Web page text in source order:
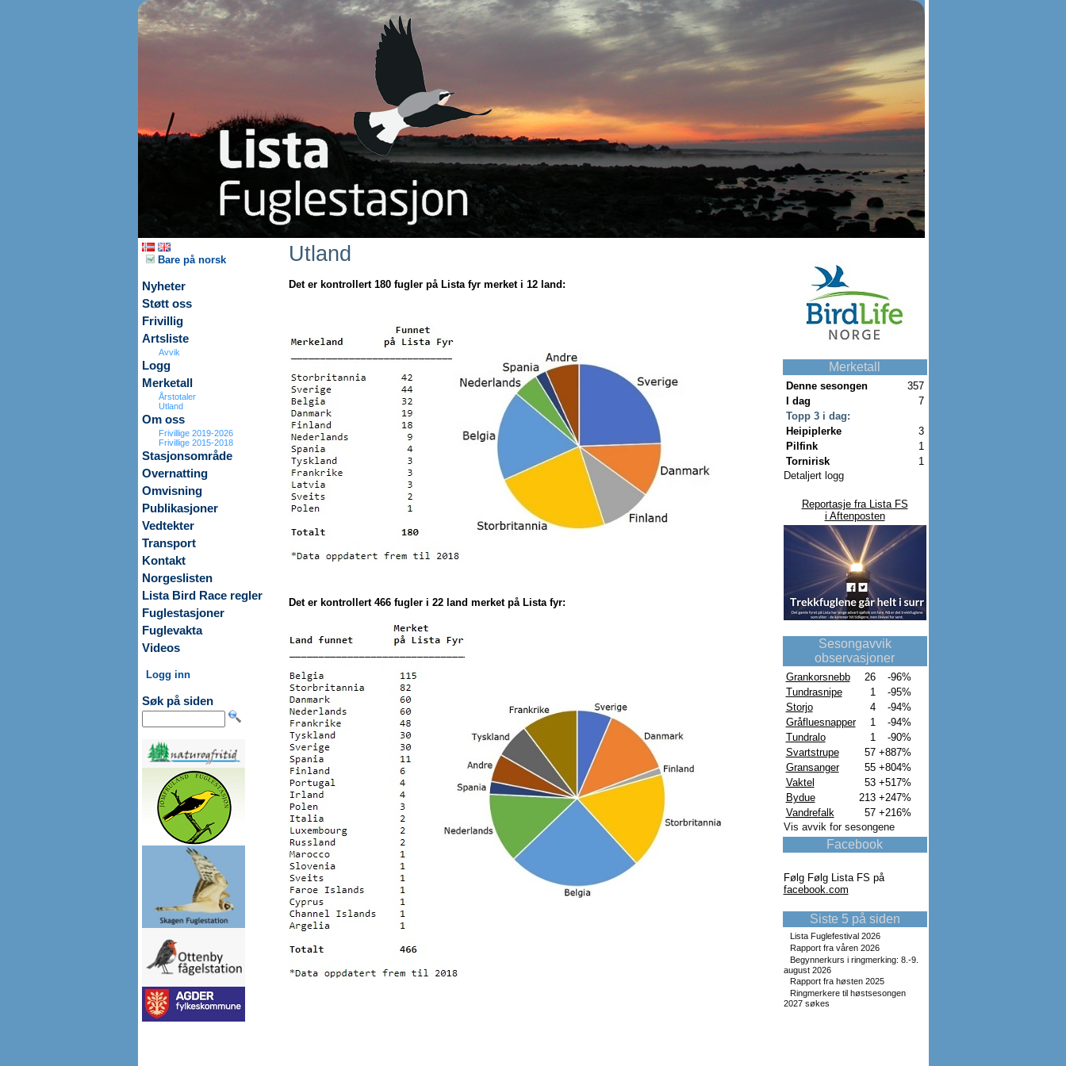
Bare på norsk
Nyheter
Støtt oss
Frivillig
Artsliste
Avvik
Logg
Merketall
Årstotaler
Utland
Om oss
Frivillige 2019-2026
Frivillige 2015-2018
Stasjonsområde
Overnatting
Omvisning
Publikasjoner
Vedtekter
Transport
Kontakt
Norgeslisten
Lista Bird Race regler
Fuglestasjoner
Fuglevakta
Videos
Logg inn
Søk på siden
Utland
Det er kontrollert 180 fugler på Lista fyr merket i 12 land:
Det er kontrollert 466 fugler i 22 land merket på Lista fyr:
Merketall
Denne sesongen
357
I dag
7
Topp 3 i dag:
Heipiplerke
3
Pilfink
1
Tornirisk
1
Detaljert logg
Reportasje fra Lista FS
i Aftenposten
Sesongavvik
observasjoner
Grankorsnebb 26
-96%
Tundrasnipe
1
-95%
Storjo
4
-94%
Gråfluesnapper
1
-94%
Tundralo
1
-90%
Svartstrupe
57 +887%
Gransanger
55 +804%
Vaktel
53 +517%
Bydue
213 +247%
Vandrefalk
57 +216%
Vis avvik for sesongene
Facebook
Følg Følg Lista FS på
facebook.com
Siste 5 på siden
Lista Fuglefestival 2026
Rapport fra våren 2026
Begynnerkurs i ringmerking: 8.-9.
august 2026
Rapport fra høsten 2025
Ringmerkere til høstsesongen
2027 søkes